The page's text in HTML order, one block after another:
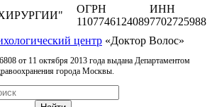
ОГРН
1107746124089
ИНН
7702725988
центр «Доктор Волос»
от 11 октября 2013 года выдана Департаментом
города Москвы.